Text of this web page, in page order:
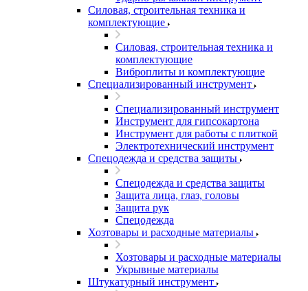
Силовая, строительная техника и
комплектующие
Силовая, строительная техника и
комплектующие
Виброплиты и комплектующие
Специализированный инструмент
Специализированный инструмент
Инструмент для гипсокартона
Инструмент для работы с плиткой
Электротехнический инструмент
Спецодежда и средства защиты
Спецодежда и средства защиты
Защита лица, глаз, головы
Защита рук
Спецодежда
Хозтовары и расходные материалы
Хозтовары и расходные материалы
Укрывные материалы
Штукатурный инструмент